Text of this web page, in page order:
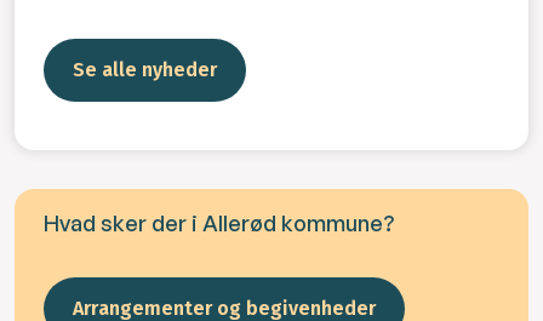
Se alle nyheder
Hvad sker der i Allerød kommune?
Arrangementer og begivenheder